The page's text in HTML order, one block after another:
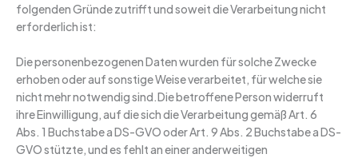
folgenden Gründe zutrifft und soweit die Verarbeitung nicht
erforderlich ist:
Die personenbezogenen Daten wurden für solche Zwecke
erhoben oder auf sonstige Weise verarbeitet, für welche sie
nicht mehr notwendig sind.Die betroffene Person widerruft
ihre Einwilligung, auf die sich die Verarbeitung gemäß Art. 6
Abs. 1 Buchstabe a DS-GVO oder Art. 9 Abs. 2 Buchstabe a DS-
GVO stützte, und es fehlt an einer anderweitigen